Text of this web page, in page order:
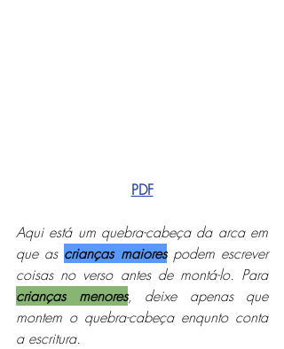
PDF
Aqui está um quebra-cabeça da arca em
que as crianças maiores podem escrever
coisas no verso antes de montá-lo. Para
crianças menores, deixe apenas que
montem o quebra-cabeça enqunto conta
a escritura.